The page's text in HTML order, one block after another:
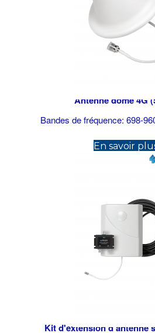
Antenne dôme 4G
Bandes de fréquence: 698-
En savoir
Kit d'extension d'antenne